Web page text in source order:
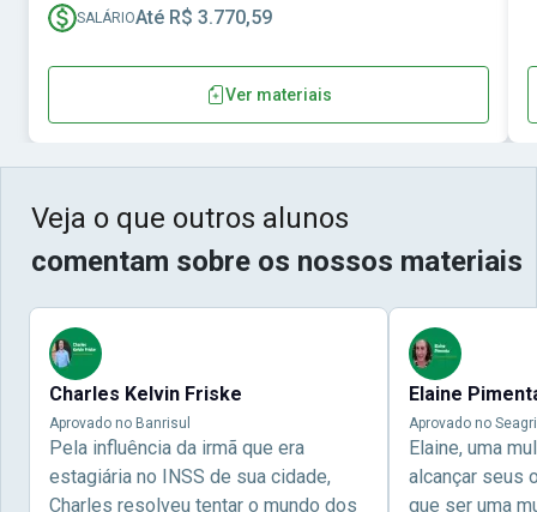
SALÁRIOAté R$ 3.770,59
Ver materiais
Veja o que outros alunos
comentam sobre os nossos materiais
Charles Kelvin Friske
Aprovado no Banrisul
Pela influência da irmã que era
estagiária no INSS de sua cidade,
Charles resolveu tentar o mundo dos
Elaine
Aprovado no
Elaine, uma
alcançar seus
que ser uma